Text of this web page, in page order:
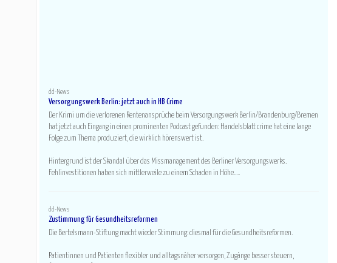
dd-News
Versorgungswerk Berlin: jetzt auch in HB Crime
Der Krimi um die verlorenen Rentenansprüche beim Versorgungswerk Berlin/Brandenburg/Bremen
hat jetzt auch Eingang in einen prominenten Podcast gefunden: Handelsblatt crime hat eine lange
Folge zum Thema produziert, die wirklich hörenswert ist.
Hintergrund ist der Skandal über das Missmanagement des Berliner Versorgungswerks.
Fehlinvestitionen haben sich mittlerweile zu einem Schaden in Höhe.....
dd-News
Zustimmung für Gesundheitsreformen
Die Bertelsmann-Stiftung macht wieder Stimmung: diesmal für die Gesundheitsreformen.
Patientinnen und Patienten flexibler und alltagsnäher versorgen, Zugänge besser steuern,